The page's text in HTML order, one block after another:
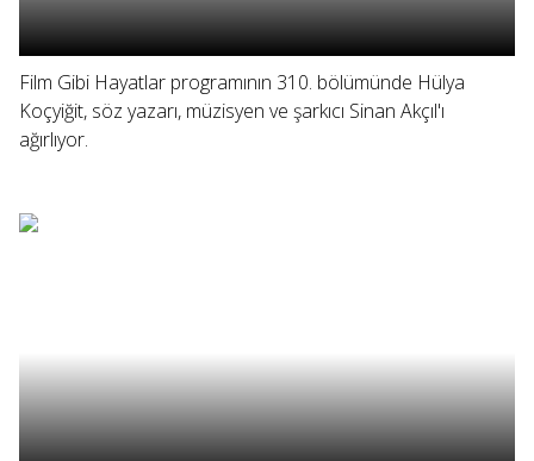
Film Gibi Hayatlar programının 310. bölümünde Hülya
Koçyiğit, söz yazarı, müzisyen ve şarkıcı Sinan Akçıl'ı
ağırlıyor.